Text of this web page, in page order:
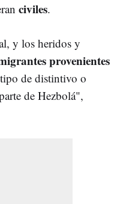
civiles.
y los heridos y
provenientes
de distintivo o
de Hezbolá",